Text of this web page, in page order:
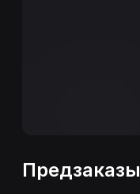
Предзаказы